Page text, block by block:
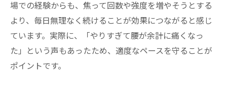
場での経験からも、焦って回数や強度を増やそうとする
より、毎日無理なく続けることが効果につながると感じ
ています。実際に、「やりすぎて腰が余計に痛くなっ
た」という声もあったため、適度なペースを守ることが
ポイントです。